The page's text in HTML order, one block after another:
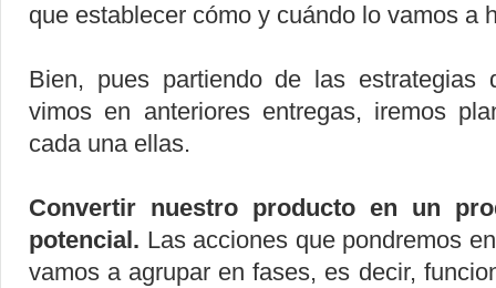
que establecer cómo y cuándo lo vamos a
Bien, pues partiendo de las estrategias
vimos en anteriores entregas, iremos
cada una ellas.
Convertir nuestro producto en un
potencial. Las acciones que pondremos
vamos a agrupar en fases, es decir,